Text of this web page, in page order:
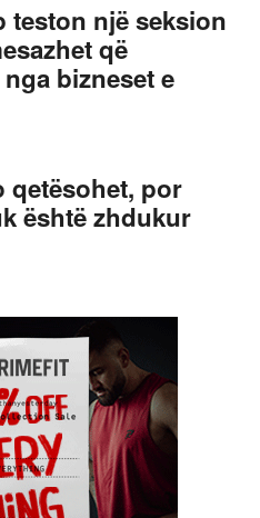
teston një seksion
që
bizneset e
qetësohet, por
është zhdukur